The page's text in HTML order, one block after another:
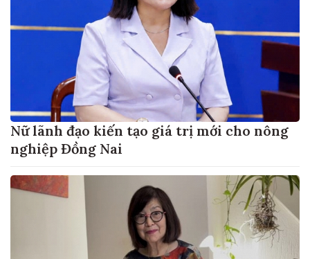
Nữ lãnh đạo kiến tạo giá trị mới cho nông
nghiệp Đồng Nai